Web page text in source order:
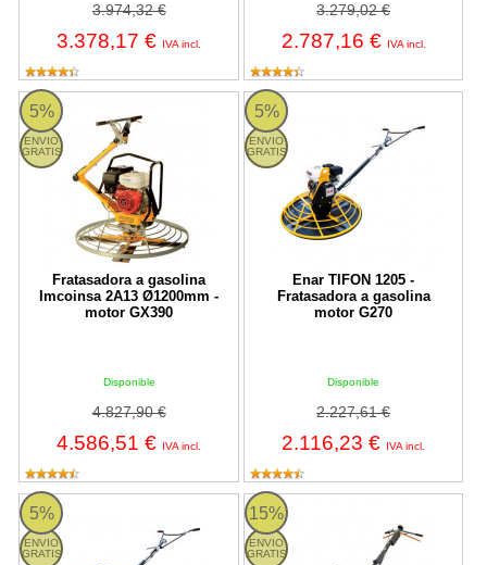
3.974,32 €
3.378,17 € IVA incl.
3.279,02 €
2.787,16 € IVA incl.
5%
ENVIO
GRATIS
Fratasadora a gasolina
Imcoinsa 2A13 Ø1200mm -
motor GX390
Disponible
4.827,90 €
4.586,51 € IVA incl.
Fratasadora a gasolina Imcoinsa 2A13 Ø1200mm - motor GX390
5%
ENVIO
GRATIS
Enar TIFON 1205 -
Fratasadora a gasolina
motor G270
Disponible
2.227,61 €
2.116,23 € IVA incl.
Enar TIFON 1205 - Fratasadora
5%
ENVIO
GRATIS
Enar TIFON 1204 - Fratasadora a gasolina motor G390
15%
ENVIO
GRATIS
BG 475 Husqvarna